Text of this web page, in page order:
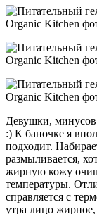
Девушки,
:) К баночке я
подходит.
размыливается,
жирную кожу
температуры.
справляется с
утра лицо